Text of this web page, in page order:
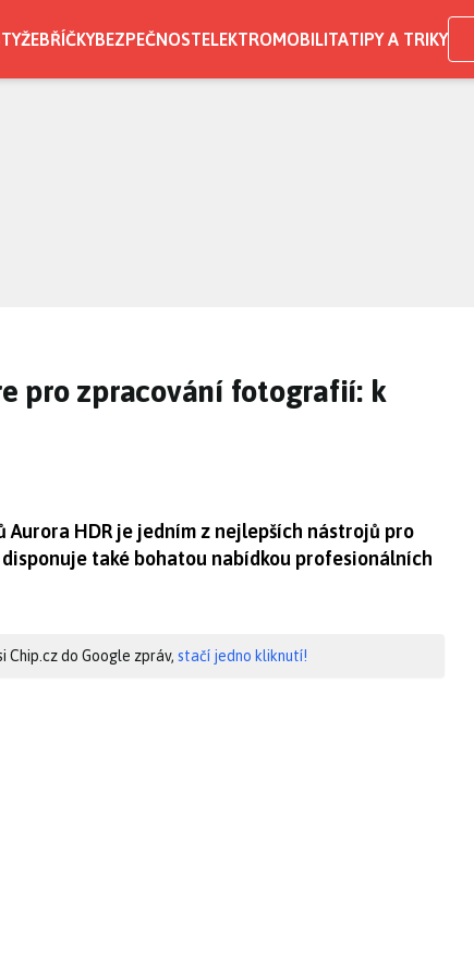
ŽEBŘÍČKYBEZPEČNOSTELEKTROMOBILITATIPY A TRIKY
pro zpracování fotografií: k
HDR je jedním z nejlepších nástrojů pro
také bohatou nabídkou profesionálních
Chip.cz do Google zpráv, stačí jedno kliknutí!